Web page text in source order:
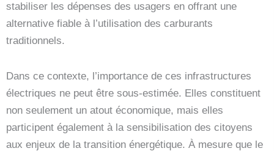
stabiliser les dépenses des usagers en offrant une
alternative fiable à l’utilisation des carburants
traditionnels.
Dans ce contexte, l’importance de ces infrastructures
électriques ne peut être sous-estimée. Elles constituent
non seulement un atout économique, mais elles
participent également à la sensibilisation des citoyens
aux enjeux de la transition énergétique. À mesure que le